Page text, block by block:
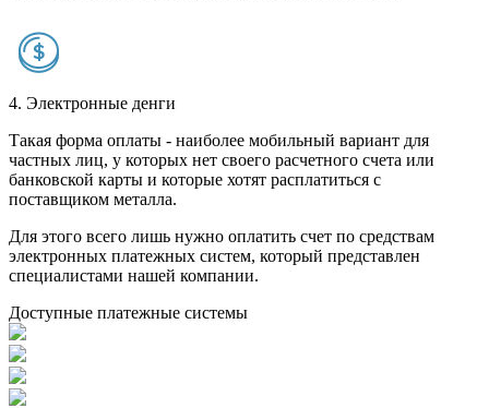
4. Электронные денги
Такая форма оплаты - наиболее мобильный вариант для
частных лиц, у которых нет своего расчетного счета или
банковской карты и которые хотят расплатиться с
поставщиком металла.
Для этого всего лишь нужно оплатить счет по средствам
электронных платежных систем, который представлен
специалистами нашей компании.
Доступные платежные системы